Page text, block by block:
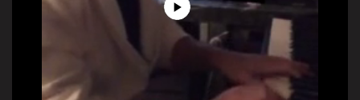
Play
Video